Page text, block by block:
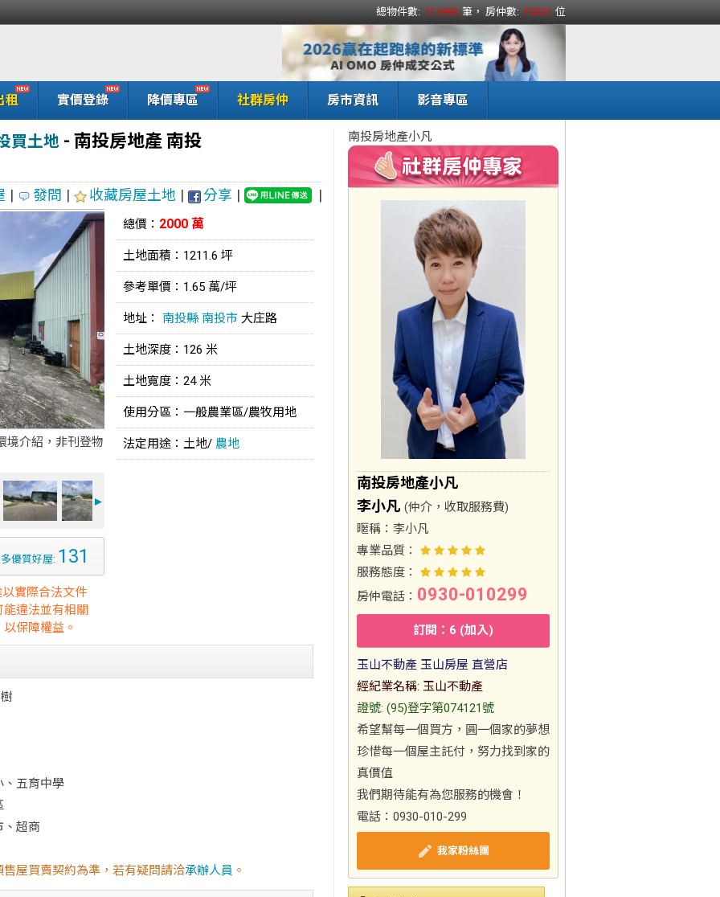
總物件數: 111993 筆， 房仲數: 15331 位
租 實價登錄 降價專區 社群房仲 房市資訊 影音專區
買土地 - 南投房地產 南投
| 發問 | 收藏房屋土地 | 分享 | |
境介紹，非刊登物
►
優質好屋: 131
實際合法文件
違法並有相關
保障權益。
總價： 2000 萬
土地面積：1211.6 坪
參考單價：1.65 萬/坪
地址： 南投縣 南投市 大庄路
土地深度：126 米
土地寬度：24 米
使用分區：一般農業區/農牧用地
法定用途：土地/ 農地
五育中學
、超商
屋買賣契約為準，若有疑問請洽承辦人員 。
南投房地產小凡
南投房地產小凡
李小凡 (仲介，收取服務費)
暱稱： 李小凡
專業品質：
服務態度：
房仲電話： 0930-010299
訂閱：6 (加入)
玉山不動產 玉山房屋 直營店
經紀業名稱: 玉山不動產
證號: (95)登字第074121號
希望幫每一個買方，圓一個家的夢想
珍惜每一個屋主託付，努力找到家的
真價值
我們期待能有為您服務的機會！
電話：0930-010-299
我家粉絲團